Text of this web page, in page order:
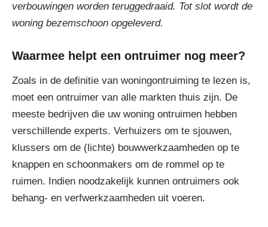
verbouwingen worden teruggedraaid. Tot slot wordt de
woning bezemschoon opgeleverd.
Waarmee helpt een ontruimer nog meer?
Zoals in de definitie van woningontruiming te lezen is,
moet een ontruimer van alle markten thuis zijn. De
meeste bedrijven die uw woning ontruimen hebben
verschillende experts. Verhuizers om te sjouwen,
klussers om de (lichte) bouwwerkzaamheden op te
knappen en schoonmakers om de rommel op te
ruimen. Indien noodzakelijk kunnen ontruimers ook
behang- en verfwerkzaamheden uit voeren.